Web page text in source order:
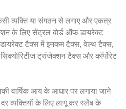
व्यक्ति या संगठन से लगाए और एकत्र
के लिए सेंट्रल बोर्ड ऑफ डायरेक्ट
डायरेक्ट टैक्स में इनकम टैक्स, वेल्थ टैक्स,
ट्रांजेक्शन टैक्स और कॉर्पोरेट
वार्षिक आय के आधार पर लगाया जाने
व्यक्तियों के लिए लागू कर स्लैब के